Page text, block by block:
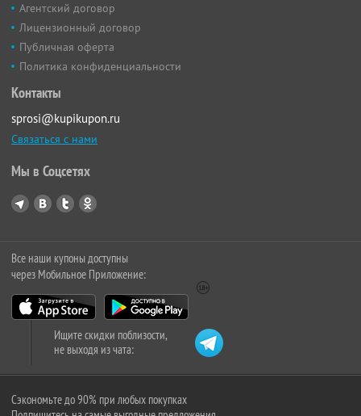
Агентский договор
Лицензионный договор
Публичная оферта
Политика конфиденциальности
Контакты
sprosi@kupikupon.ru
Связаться с нами
Мы в Соцсетях
Все наши купоны доступны
через Мобильное Приложение:
Ищите скидки поблизости,
не выходя из чата:
Сэкономьте до 90% при любых покупках